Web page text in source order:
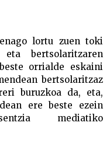
lortu zuen toki
bertsolaritzaren
orrialde eskaini
bertsolaritzaz
buruzkoa da, eta,
ere beste ezein
mediatiko